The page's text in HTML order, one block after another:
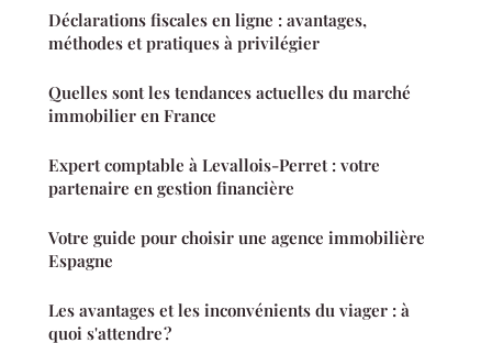
Déclarations fiscales en ligne : avantages,
méthodes et pratiques à privilégier
Quelles sont les tendances actuelles du marché
immobilier en France
Expert comptable à Levallois-Perret : votre
partenaire en gestion financière
Votre guide pour choisir une agence immobilière
Espagne
Les avantages et les inconvénients du viager : à
quoi s'attendre ?